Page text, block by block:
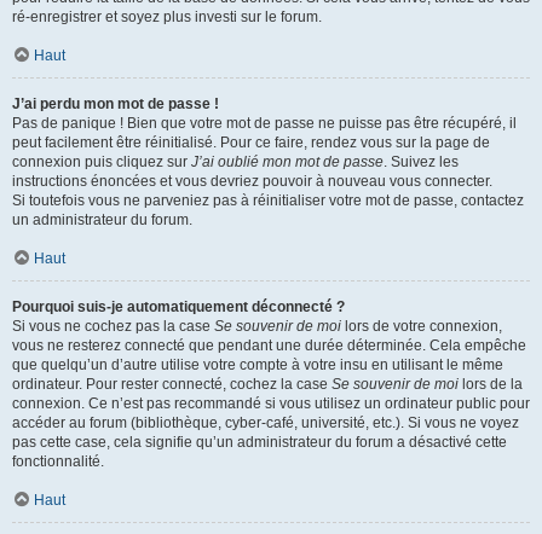
ré-enregistrer et soyez plus investi sur le forum.
Haut
J’ai perdu mon mot de passe !
Pas de panique ! Bien que votre mot de passe ne puisse pas être récupéré, il
peut facilement être réinitialisé. Pour ce faire, rendez vous sur la page de
connexion puis cliquez sur J’ai oublié mon mot de passe. Suivez les
instructions énoncées et vous devriez pouvoir à nouveau vous connecter.
Si toutefois vous ne parveniez pas à réinitialiser votre mot de passe, contactez
un administrateur du forum.
Haut
Pourquoi suis-je automatiquement déconnecté ?
Si vous ne cochez pas la case Se souvenir de moi lors de votre connexion,
vous ne resterez connecté que pendant une durée déterminée. Cela empêche
que quelqu’un d’autre utilise votre compte à votre insu en utilisant le même
ordinateur. Pour rester connecté, cochez la case Se souvenir de moi lors de la
connexion. Ce n’est pas recommandé si vous utilisez un ordinateur public pour
accéder au forum (bibliothèque, cyber-café, université, etc.). Si vous ne voyez
pas cette case, cela signifie qu’un administrateur du forum a désactivé cette
fonctionnalité.
Haut